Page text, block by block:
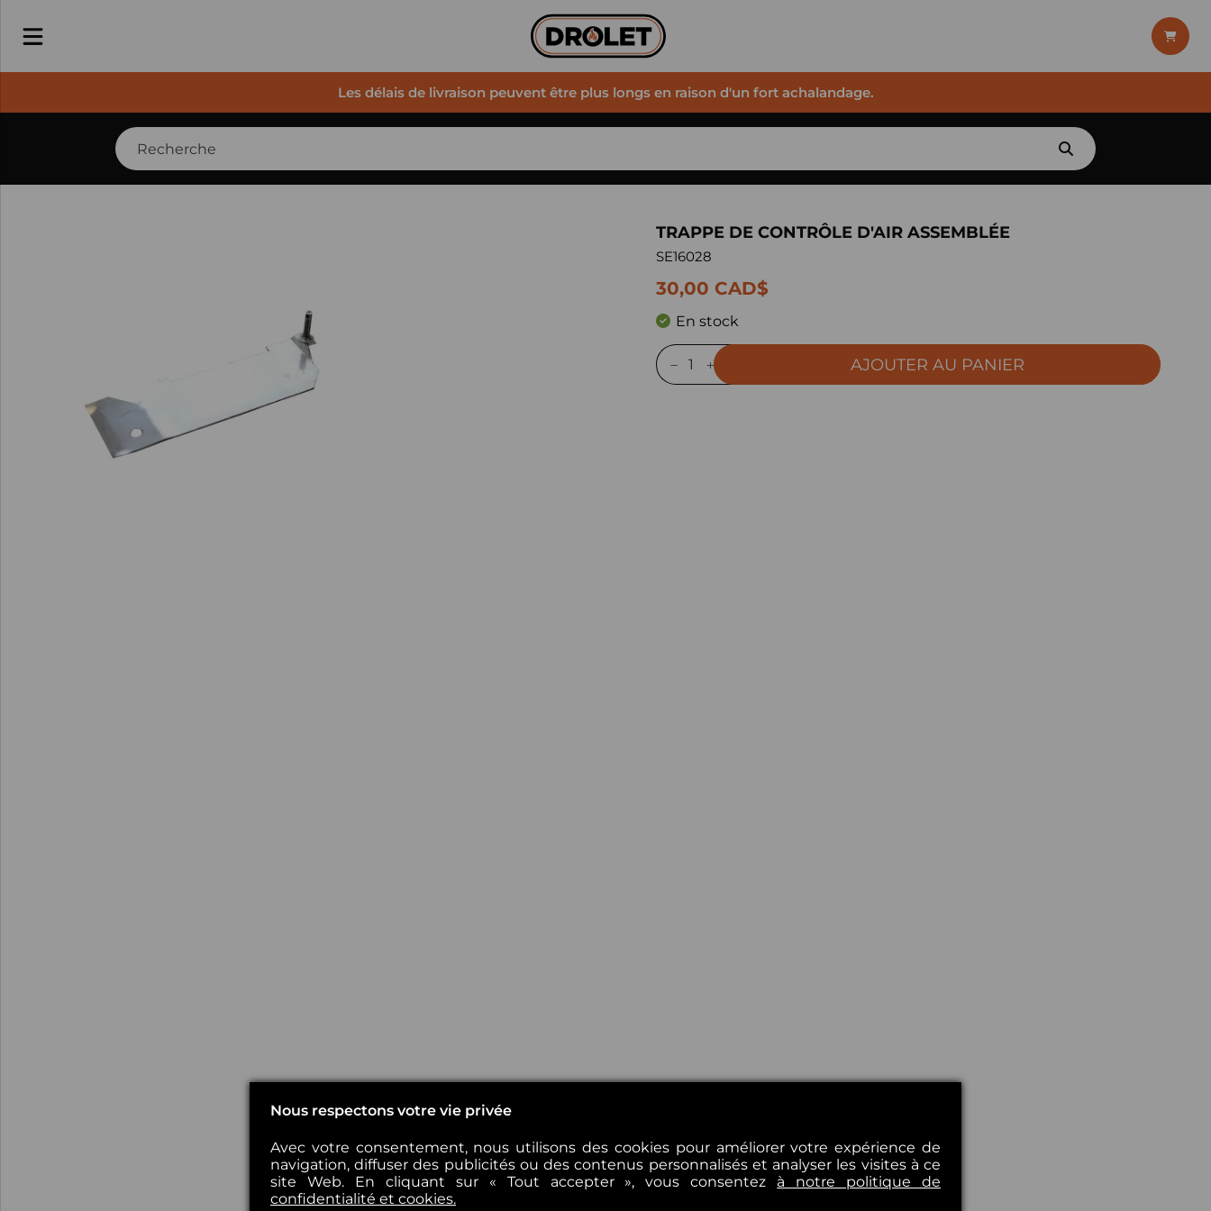
Les délais de livraison peuvent être plus longs en raison d'un fort achalandage.
TRAPPE DE CONTRÔLE D'AIR ASSEMBLÉE
SE16028
30,00 CAD$
En stock
AJOUTER AU PANIER
Nous respectons votre vie privée
Avec votre consentement, nous utilisons des cookies pour améliorer votre expérience de
navigation, diffuser des publicités ou des contenus personnalisés et analyser les visites à ce
site Web. En cliquant sur « Tout accepter », vous consentez à notre politique de
confidentialité et cookies.